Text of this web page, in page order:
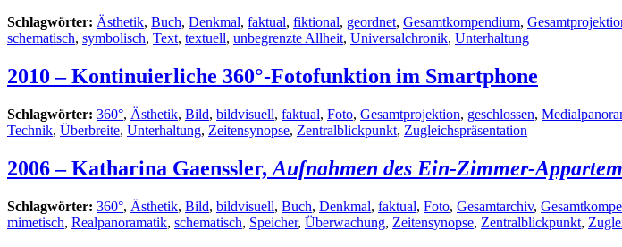
Schlagwörter: Ästhetik, Buch, Denkmal, faktual, fiktional, geordnet, Gesamtkompendium,
schematisch, symbolisch, Text, textuell, unbegrenzte Allheit, Universalchronik, Unterhaltung
2010 – Kontinuierliche 360°-Fotofunktion im Smartphone
Schlagwörter: 360°, Ästhetik, Bild, bildvisuell, faktual, Foto, Gesamtprojektion, geschlossen,
Technik, Überbreite, Unterhaltung, Zeitensynopse, Zentralblickpunkt, Zugleichspräsentation
2006 – Katharina Gaenssler, Aufnahmen des Ein-Zimmer-
Schlagwörter: 360°, Ästhetik, Bild, bildvisuell, Buch, Denkmal, faktual, Foto, Gesamtarchiv,
mimetisch, Realpanoramatik, schematisch, Speicher, Überwachung, Zeitensynopse, Zentralblickpunkt,